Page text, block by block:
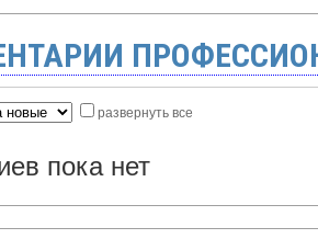
развернуть все
пока нет